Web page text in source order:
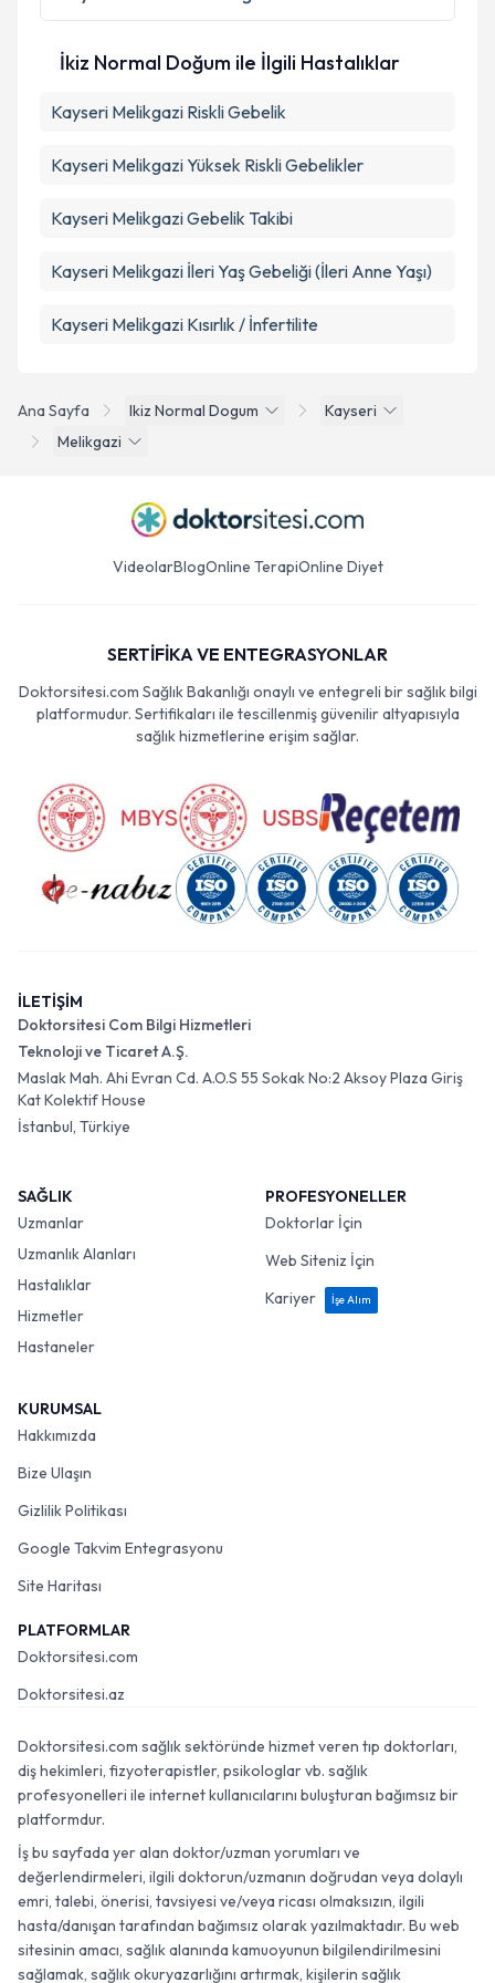
Metni'ni okudum ve kişisel verilerimin belirtilen
Ana Sayfa Ikiz Normal Dogum
Kayseri
Melikgazi
İkiz Normal Doğum ile İlgili Hastalıklar
Kayseri Melikgazi Riskli Gebelik
Kayseri Melikgazi Yüksek Riskli Gebelikler
Kayseri Melikgazi Gebelik Takibi
Kayseri Melikgazi İleri Yaş Gebeliği (İleri Anne Yaşı)
Kayseri Melikgazi Kısırlık / İnfertilite
VideolarBlogOnline TerapiOnline Diyet
SERTİFİKA VE ENTEGRASYONLAR
Doktorsitesi.com Sağlık Bakanlığı onaylı ve entegreli bir sağlık bilgi
platformudur. Sertifikaları ile tescillenmiş güvenilir altyapısıyla
sağlık hizmetlerine erişim sağlar.
İLETİŞİM
Doktorsitesi Com Bilgi Hizmetleri
Teknoloji ve Ticaret A.Ş.
Maslak Mah. Ahi Evran Cd. A.O.S 55 Sokak No:2 Aksoy Plaza Giriş
Kat Kolektif House
İstanbul, Türkiye
SAĞLIK
Uzmanlar
Uzmanlık Alanları
Hastalıklar
Hizmetler
Hastaneler
PROFESYONELLER
Doktorlar İçin
Web Siteniz İçin
Kariyer
İşe Alım
KURUMSAL
Hakkımızda
Bize Ulaşın
Gizlilik Politikası
Google Takvim Entegrasyonu
Site Haritası
PLATFORMLAR
Doktorsitesi.com
Doktorsitesi.az
Doktorsitesi.com sağlık sektöründe hizmet veren tıp doktorları,
diş hekimleri, fizyoterapistler, psikologlar vb. sağlık
profesyonelleri ile internet kullanıcılarını buluşturan bağımsız bir
platformdur.
İş bu sayfada yer alan doktor/uzman yorumları ve
değerlendirmeleri, ilgili doktorun/uzmanın doğrudan veya dolaylı
emri, talebi, önerisi, tavsiyesi ve/veya ricası olmaksızın, ilgili
hasta/danışan tarafından bağımsız olarak yazılmaktadır. Bu web
sitesinin amacı, sağlık alanında kamuoyunun bilgilendirilmesini
sağlamak, sağlık okuryazarlığını artırmak, kişilerin sağlık